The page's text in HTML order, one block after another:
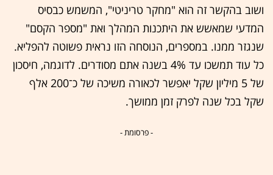
ושוב בהקשר זה הוא "מחקר טריניטי", המשמש כבסיס
המדעי שמאשש את היתכנות המהלך ואת "מספר הקסם"
שנגזר ממנו. במספרים, הנוסחה הזו נראית פשוטה להפליא.
כל עוד תמשכו עד 4% בשנה אתם מסודרים. לדוגמה, חיסכון
של 5 מיליון שקל יאפשר לכאורה משיכה של כ־200 אלף
שקל בכל שנה לפרק זמן ממושך.
- פרסומת -